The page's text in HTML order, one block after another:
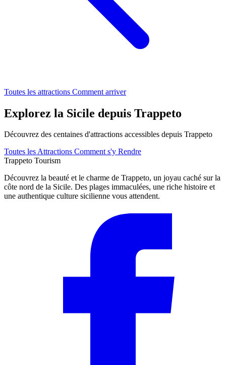
Toutes les attractions Comment arriver
Explorez la Sicile depuis Trappeto
Découvrez des centaines d'attractions accessibles depuis Trappeto
Toutes les Attractions Comment s'y Rendre
Trappeto Tourism
Découvrez la beauté et le charme de Trappeto, un joyau caché sur la
côte nord de la Sicile. Des plages immaculées, une riche histoire et
une authentique culture sicilienne vous attendent.